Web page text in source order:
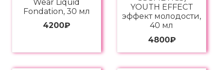
Wear Liquid
Fondation, 30 мл
4200₽
YOUTH EFFECT
эффект молодости,
40 мл
4800₽